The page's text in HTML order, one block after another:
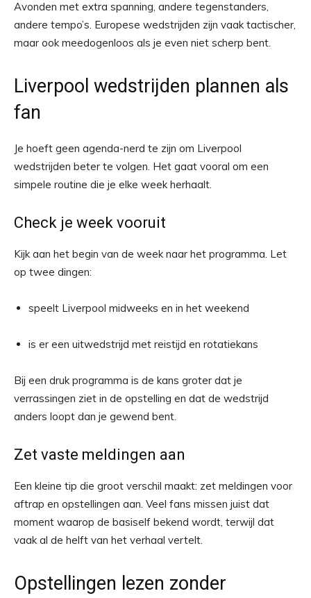
Avonden met extra spanning, andere tegenstanders,
andere tempo’s. Europese wedstrijden zijn vaak tactischer,
maar ook meedogenloos als je even niet scherp bent.
Liverpool wedstrijden plannen als
fan
Je hoeft geen agenda-nerd te zijn om Liverpool
wedstrijden beter te volgen. Het gaat vooral om een
simpele routine die je elke week herhaalt.
Check je week vooruit
Kijk aan het begin van de week naar het programma. Let
op twee dingen:
speelt Liverpool midweeks en in het weekend
is er een uitwedstrijd met reistijd en rotatiekans
Bij een druk programma is de kans groter dat je
verrassingen ziet in de opstelling en dat de wedstrijd
anders loopt dan je gewend bent.
Zet vaste meldingen aan
Een kleine tip die groot verschil maakt: zet meldingen voor
aftrap en opstellingen aan. Veel fans missen juist dat
moment waarop de basiself bekend wordt, terwijl dat
vaak al de helft van het verhaal vertelt.
Opstellingen lezen zonder